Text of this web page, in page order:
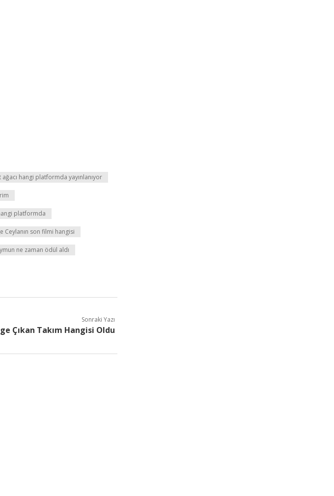
ağacı hangi platformda yayınlanıyor
platformda
Ceylanın son filmi hangisi
ne zaman ödül aldı
Sonraki Yazı
Çıkan Takım Hangisi Oldu